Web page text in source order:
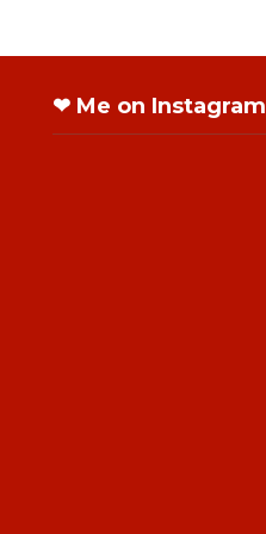
❤ Me on Instagram